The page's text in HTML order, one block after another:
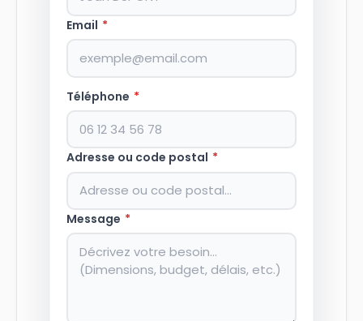
Email *
Téléphone *
Adresse ou code postal *
Message *